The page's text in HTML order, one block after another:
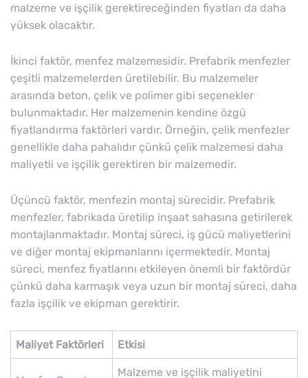
malzeme ve işçilik gerektireceğinden fiyatları da daha
yüksek olacaktır.
İkinci faktör, menfez malzemesidir. Prefabrik menfezler
çeşitli malzemelerden üretilebilir. Bu malzemeler
arasında beton, çelik ve polimer gibi seçenekler
bulunmaktadır. Her malzemenin kendine özgü
fiyatlandırma faktörleri vardır. Örneğin, çelik menfezler
genellikle daha pahalıdır çünkü çelik malzemesi daha
maliyetli ve işçilik gerektiren bir malzemedir.
Üçüncü faktör, menfezin montaj sürecidir. Prefabrik
menfezler, fabrikada üretilip inşaat sahasına getirilerek
montajlanmaktadır. Montaj süreci, iş gücü maliyetlerini
ve diğer montaj ekipmanlarını içermektedir. Montaj
süreci, menfez fiyatlarını etkileyen önemli bir faktördür
çünkü daha karmaşık veya uzun bir montaj süreci, daha
fazla işçilik ve ekipman gerektirir.
Maliyet Faktörleri Etkisi
Malzeme ve işçilik maliyetini